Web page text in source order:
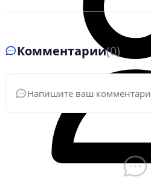
Комментарии(0)
Ваше имя*